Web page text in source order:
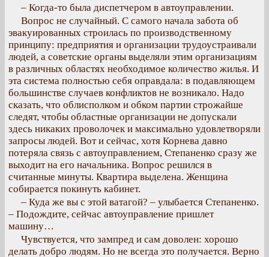
– Когда-то была диспетчером в автоуправлении.
Вопрос не случайный. С самого начала забота об
эвакуированных строилась по производственному
принципу: предприятия и организации трудоустраивали
людей, а советские органы выделяли этим организациям
в различных областях необходимое количество жилья. И
эта система полностью себя оправдала: в подавляющем
большинстве случаев конфликтов не возникало. Надо
сказать, что облисполком и обком партии строжайше
следят, чтобы областные организации не допускали
здесь никаких проволочек и максимально удовлетворяли
запросы людей. Вот и сейчас, хотя Корнева давно
потеряла связь с автоуправлением, Степаненко сразу же
выходит на его начальника. Вопрос решился в
считанные минуты. Квартира выделена. Женщина
собирается покинуть кабинет.
– Куда же вы с этой ватагой? – улыбается Степаненко.
– Подождите, сейчас автоуправление пришлет
машину…
Чувствуется, что зампред и сам доволен: хорошо
делать добро людям. Но не всегда это получается. Верно